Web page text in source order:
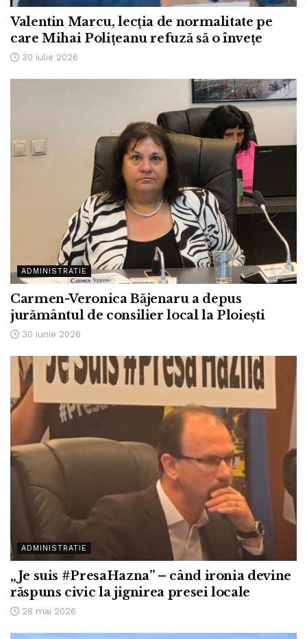
Valentin Marcu, lecția de normalitate pe
care Mihai Polițeanu refuză să o învețe
30 iulie 2026
ADMINISTRATIE
Carmen-Veronica Băjenaru a depus
jurământul de consilier local la Ploiești
30 iunie 2026
ADMINISTRATIE
„Je suis #PresaHazna” – când ironia devine
răspuns civic la jignirea presei locale
28 mai 2026